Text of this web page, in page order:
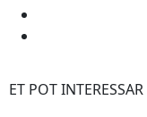
ET POT INTERESSAR